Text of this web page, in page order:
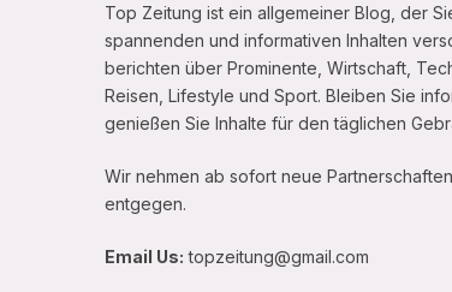
Top Zeitung ist ein allgemeiner Blog, der
spannenden und informativen Inhalten
berichten über Prominente, Wirtschaft,
Reisen, Lifestyle und Sport. Bleiben Sie
genießen Sie Inhalte für den täglichen
Wir nehmen ab sofort neue Partnerschaften
entgegen.
Email Us: topzeitung@gmail.com